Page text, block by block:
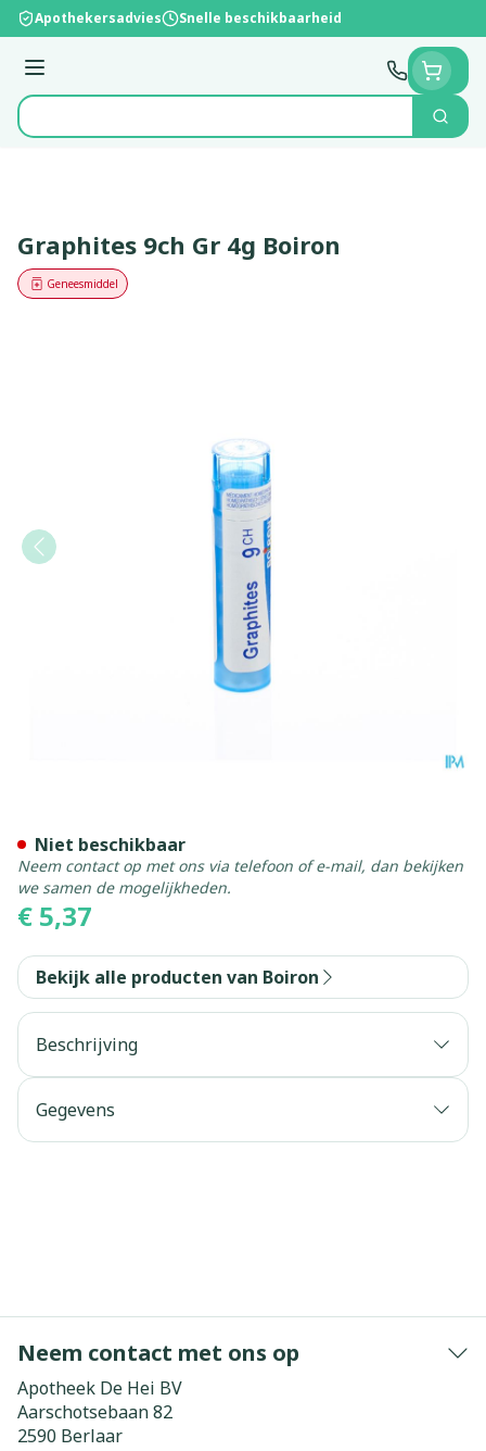
Ga naar de inhoud
Apothekersadvies Snelle beschikbaarheid
Menu
Product, merk, categorie...
Zoek
Graphites 9ch Gr 4g Boiron
Geneesmiddel
€ 5,37
Niet beschikbaar
Neem contact op met ons via telefoon of e-mail, dan bekijken
we samen de mogelijkheden.
Bekijk alle producten van Boiron
Beschrijving
Gegevens
Neem contact met ons op
Apotheek De Hei BV
Aarschotsebaan 82
2590 Berlaar